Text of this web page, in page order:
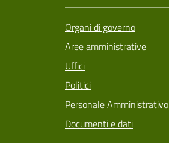
Organi di governo
Aree amministrative
Uffici
Politici
Personale Amministrativo
Documenti e dati